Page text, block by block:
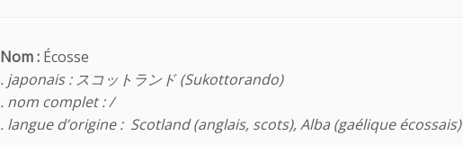
Nom : Écosse
. japonais : スコットランド(Sukottorando)
. nom complet : /
. langue d’origine : Scotland (anglais, scots), Alba (gaélique écossais)